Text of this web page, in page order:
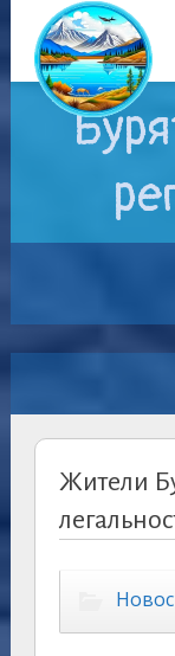
Жители